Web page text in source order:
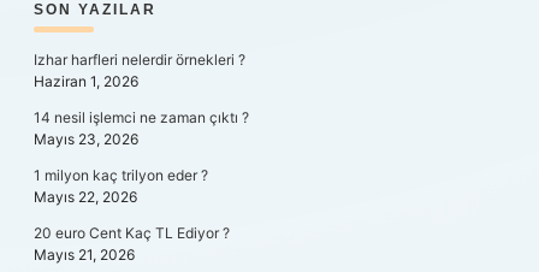
SIDEBAR
SON YAZILAR
Izhar harfleri nelerdir örnekleri ?
Haziran 1, 2026
14 nesil işlemci ne zaman çıktı ?
Mayıs 23, 2026
1 milyon kaç trilyon eder ?
Mayıs 22, 2026
20 euro Cent Kaç TL Ediyor ?
Mayıs 21, 2026